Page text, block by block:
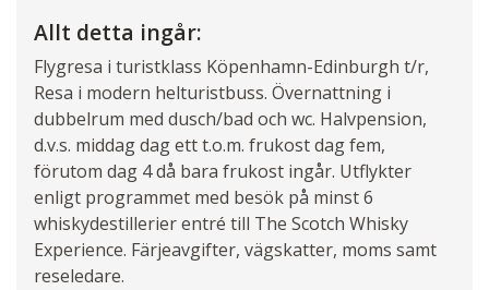
Allt detta ingår:
Flygresa i turistklass Köpenhamn-Edinburgh t/r,
Resa i modern helturistbuss. Övernattning i
dubbelrum med dusch/bad och wc. Halvpension,
d.v.s. middag dag ett t.o.m. frukost dag fem,
förutom dag 4 då bara frukost ingår. Utflykter
enligt programmet med besök på minst 6
whiskydestillerier entré till The Scotch Whisky
Experience. Färjeavgifter, vägskatter, moms samt
reseledare.